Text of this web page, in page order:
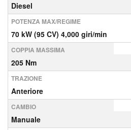
Diesel
POTENZA MAX/REGIME
70 kW (95 CV) 4,000 giri/min
COPPIA MASSIMA
205 Nm
TRAZIONE
Anteriore
CAMBIO
Manuale